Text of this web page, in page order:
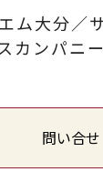
ム大分／
カンパニ
問い合せ